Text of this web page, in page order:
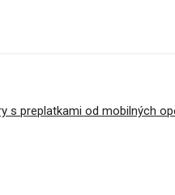
s preplatkami od mobilných